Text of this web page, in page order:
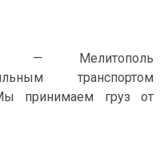
— Мелитополь
транспортом
принимаем груз от